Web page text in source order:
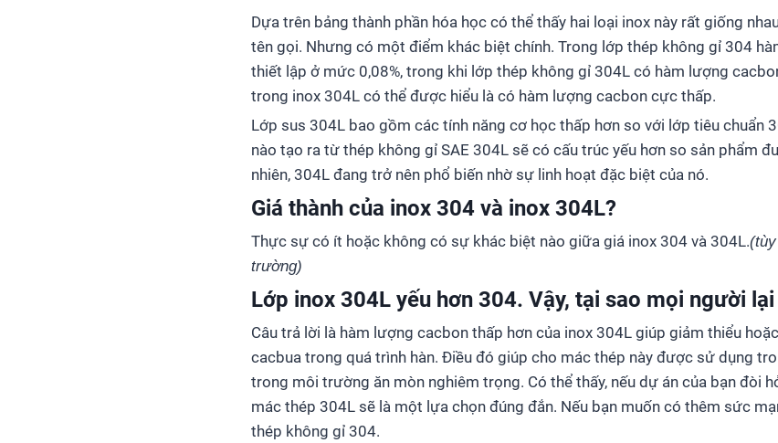
Dựa trên bảng thành phần hóa học có thể thấy hai loại inox này rất giống
tên gọi. Nhưng có một điểm khác biệt chính. Trong lớp thép không gỉ 304
thiết lập ở mức 0,08%, trong khi lớp thép không gỉ 304L có hàm lượng
trong inox 304L có thể được hiểu là có hàm lượng cacbon cực thấp.
Lớp sus 304L bao gồm các tính năng cơ học thấp hơn so với lớp tiêu chuẩn
nào tạo ra từ thép không gỉ SAE 304L sẽ có cấu trúc yếu hơn so sản phẩm
nhiên, 304L đang trở nên phổ biến nhờ sự linh hoạt đặc biệt của nó.
Giá thành của inox 304 và inox 304L?
Thực sự có ít hoặc không có sự khác biệt nào giữa giá inox 304 và 304L.
trường)
Lớp inox 304L yếu hơn 304. Vậy, tại sao mọi người
Câu trả lời là hàm lượng cacbon thấp hơn của inox 304L giúp giảm thiểu
cacbua trong quá trình hàn. Điều đó giúp cho mác thép này được sử dụng
trong môi trường ăn mòn nghiêm trọng. Có thể thấy, nếu dự án của bạn đòi
mác thép 304L sẽ là một lựa chọn đúng đắn. Nếu bạn muốn có thêm sức
thép không gỉ 304.